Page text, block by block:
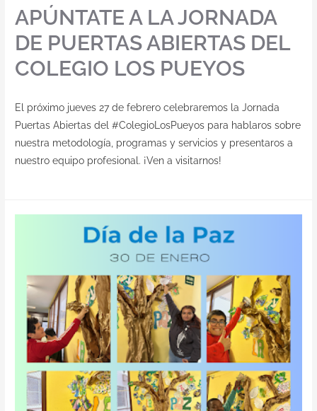
APÚNTATE A LA JORNADA
DE PUERTAS ABIERTAS DEL
COLEGIO LOS PUEYOS
El próximo jueves 27 de febrero celebraremos la Jornada
Puertas Abiertas del #ColegioLosPueyos para hablaros sobre
nuestra metodología, programas y servicios y presentaros a
nuestro equipo profesional. ¡Ven a visitarnos!